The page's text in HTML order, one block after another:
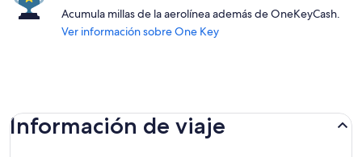
Acumula millas de la aerolínea además de OneKeyCash.
Ver información sobre One Key
Información de viaje